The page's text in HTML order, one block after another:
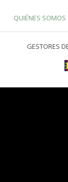
QUIÉNES SOMOS
GESTORES